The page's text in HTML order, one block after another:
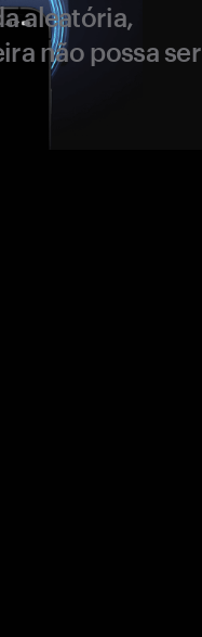
aleatória,
não possa ser